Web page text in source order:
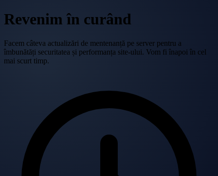
Revenim în curând
Facem câteva actualizări de mentenanță pe server pentru a
îmbunătăți securitatea și performanța site-ului. Vom fi înapoi în cel
mai scurt timp.